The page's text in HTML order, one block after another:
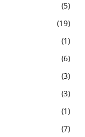
5
19
1
6
3
3
1
7